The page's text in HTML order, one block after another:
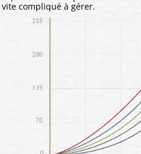
vite compliqué à gérer.